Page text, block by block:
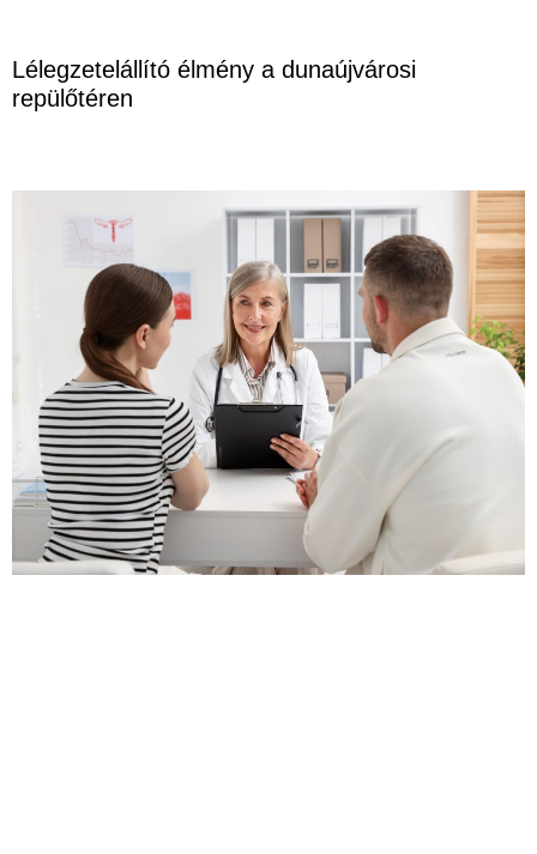
Lélegzetelállító élmény a dunaújvárosi
repülőtéren